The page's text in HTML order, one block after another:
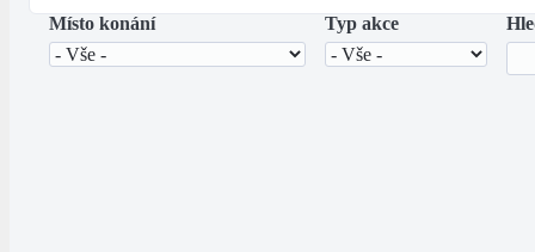
Místo konání Typ akce